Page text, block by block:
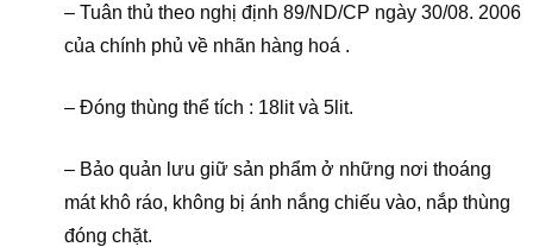
– Tuân thủ theo nghị định 89/ND/CP ngày 30/08. 2006
của chính phủ về nhãn hàng hoá .
– Đóng thùng thể tích : 18lit và 5lit.
– Bảo quản lưu giữ sản phẩm ở những nơi thoáng
mát khô ráo, không bị ánh nắng chiếu vào, nắp thùng
đóng chặt.